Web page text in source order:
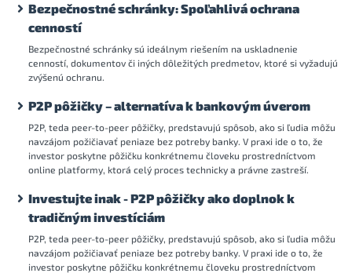
Bezpečnostné schránky: Spoľahlivá ochrana
cenností
Bezpečnostné schránky sú ideálnym riešením na uskladnenie
cenností, dokumentov či iných dôležitých predmetov, ktoré si vyžadujú
zvýšenú ochranu.
P2P pôžičky – alternatíva k bankovým úverom
P2P, teda peer-to-peer pôžičky, predstavujú spôsob, ako si ľudia môžu
navzájom požičiavať peniaze bez potreby banky. V praxi ide o to, že
investor poskytne pôžičku konkrétnemu človeku prostredníctvom
online platformy, ktorá celý proces technicky a právne zastreší.
Investujte inak - P2P pôžičky ako doplnok k
tradičným investíciám
P2P, teda peer-to-peer pôžičky, predstavujú spôsob, ako si ľudia môžu
navzájom požičiavať peniaze bez potreby banky. V praxi ide o to, že
investor poskytne pôžičku konkrétnemu človeku prostredníctvom